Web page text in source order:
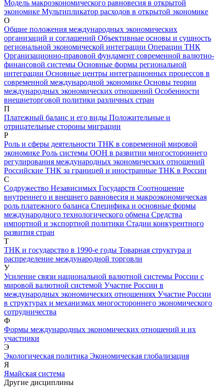
Модель макроэкономического равновесия в открытой
экономике Мультипликатор расходов в открытой экономике
О
Общие положения международных экономических
организаций и соглашений Объективные основы и сущность
региональной экономической интеграции Операции ТНК
Организационно-правовой фундамент современной валютно-
финансовой системы Основные формы региональной
интеграции Основные центры интеграционных процессов в
современной международной экономике Основы теории
международных экономических отношений Особенности
внешнеторговой политики различных стран
П
Платежный баланс и его виды Положительные и
отрицательные стороны миграции
Р
Роль и сферы деятельности ТНК в современной мировой
экономике Роль системы ООН в развитии многостороннего
регулирования международных экономических отношений
Российские ТНК за границей и иностранные ТНК в России
С
Содружество Независимых Государств Соотношение
внутреннего и внешнего равновесия и макроэкономическая
роль платежного баланса Специфика и основные формы
международного технологического обмена Средства
импортной и экспортной политики Стадии конкурентного
развития стран
Т
ТНК и государство в 1990-е годы Товарная структура и
распределение международной торговли
У
Усиление связи национальной валютной системы России с
мировой валютной системой Участие России в
международных экономических отношениях Участие России
в структурах и механизмах многостороннего экономического
сотрудничества
Ф
Формы международных экономических отношений и их
участники
Э
Экологическая политика Экономическая глобализация
Я
Ямайская система
Другие дисциплины